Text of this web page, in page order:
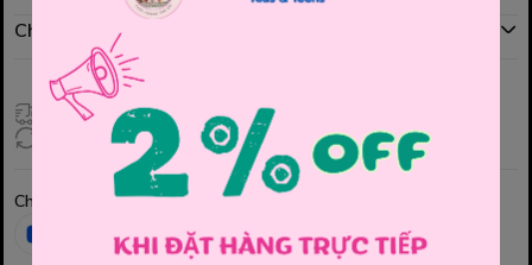
Chính sách đổi hàng
Giao hàng toàn quốc
Đổi hàng 3 ngày (HCM), 7 ngày (Tỉnh)
Chia sẻ